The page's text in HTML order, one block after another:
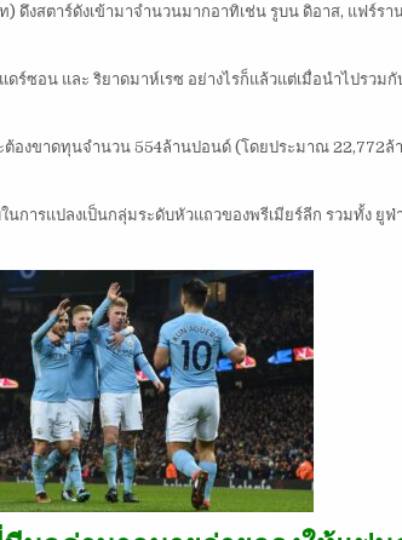
งสตาร์ดังเข้ามาจำนวนมากอาทิเช่น รูบน ดิอาส, แฟร์ราน
ดร์ซอน และ ริยาดมาห์เรซ อย่างไรก็แล้วแต่เมื่อนำไปรว
ต้องขาดทุนจำนวน 554ล้านปอนด์ (โดยประมาณ 22,772ล้
การแปลงเป็นกลุ่มระดับหัวแถวของพรีเมียร์ลีก รวมทั้ง ยู